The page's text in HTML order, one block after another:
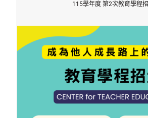
115學年度 第2次教育學程